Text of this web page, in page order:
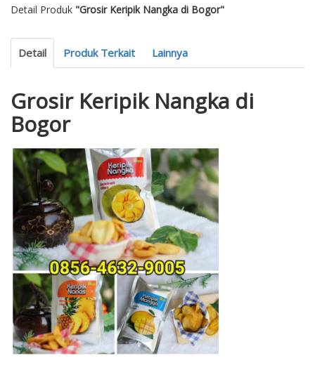
Detail Produk "Grosir Keripik Nangka di Bogor"
Detail Produk Terkait Lainnya
Grosir Keripik Nangka di
Bogor